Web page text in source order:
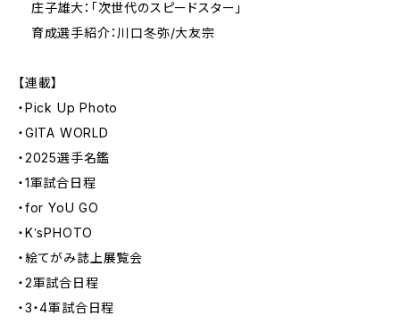
庄子雄大：「次世代のスピードスター」
育成選手紹介：川口冬弥/大友宗
【連載】
・Pick Up Photo
・GITA WORLD
・2025選手名鑑
・1軍試合日程
・for YoU GO
・K‛sPHOTO
・絵てがみ誌上展覧会
・2軍試合日程
・3・4軍試合日程